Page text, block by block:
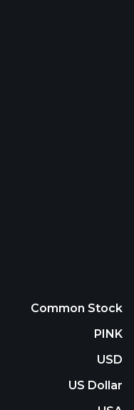
Common Stock
PINK
USD
US Dollar